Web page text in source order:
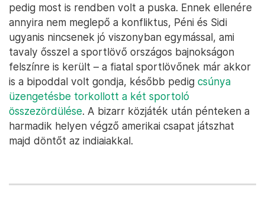
pedig most is rendben volt a puska. Ennek ellenére
annyira nem meglepő a konfliktus, Péni és Sidi
ugyanis nincsenek jó viszonyban egymással, ami
tavaly ősszel a sportlövő országos bajnokságon
felszínre is került – a fiatal sportlövőnek már akkor
is a bipoddal volt gondja, később pedig csúnya
üzengetésbe torkollott a két sportoló
összezördülése. A bizarr közjáték után pénteken a
harmadik helyen végző amerikai csapat játszhat
majd döntőt az indiaiakkal.